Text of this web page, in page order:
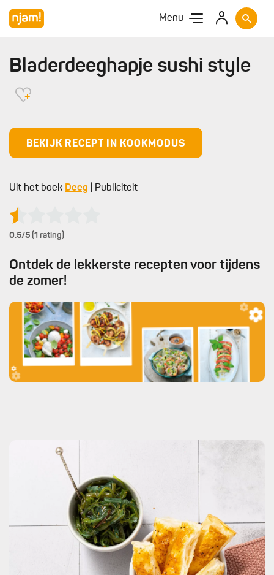
Menu
Bladerdeeghapje sushi style
BEKIJK RECEPT IN KOOKMODUS
Uit het boek Deeg | Publiciteit
0.5/5 (1 rating)
Ontdek de lekkerste recepten voor tijdens
de zomer!